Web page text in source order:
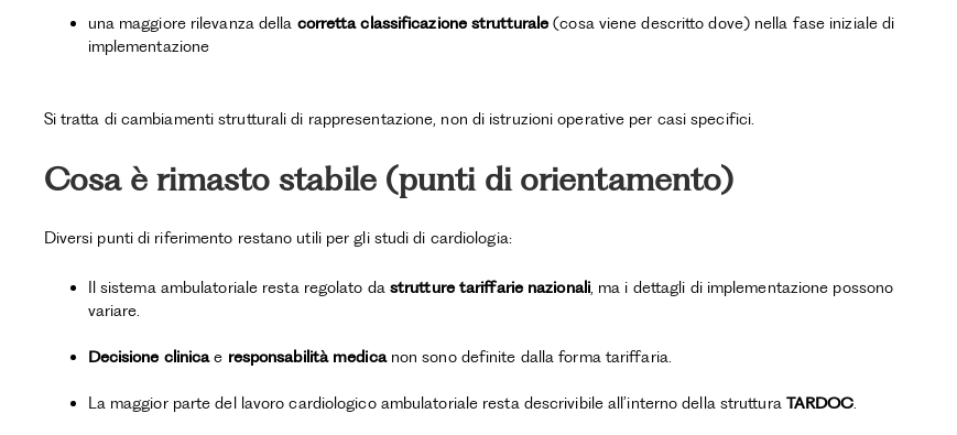
una maggiore rilevanza della corretta classificazione strutturale(cosa viene descritto dove) nella fase iniziale di
implementazione
Si tratta di cambiamenti strutturali di rappresentazione, non di istruzioni operative per casi specifici.
Cosa è rimasto stabile (punti di orientamento)
Diversi punti di riferimento restano utili per gli studi di cardiologia:
Il sistema ambulatoriale resta regolato da strutture tariffarie nazionali, ma i dettagli di implementazione possono
variare.
Decisione clinicae responsabilità medicanon sono definite dalla forma tariffaria.
La maggior parte del lavoro cardiologico ambulatoriale resta descrivibile all’interno della struttura TARDOC.